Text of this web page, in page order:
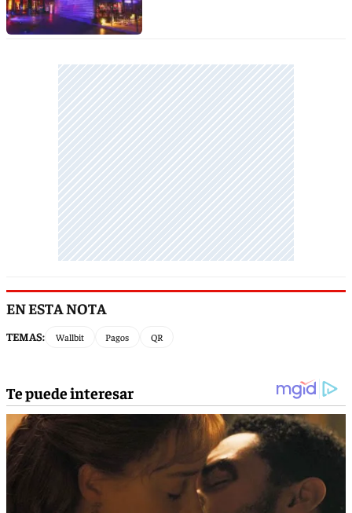
EN ESTA NOTA
TEMAS: Wallbit Pagos QR